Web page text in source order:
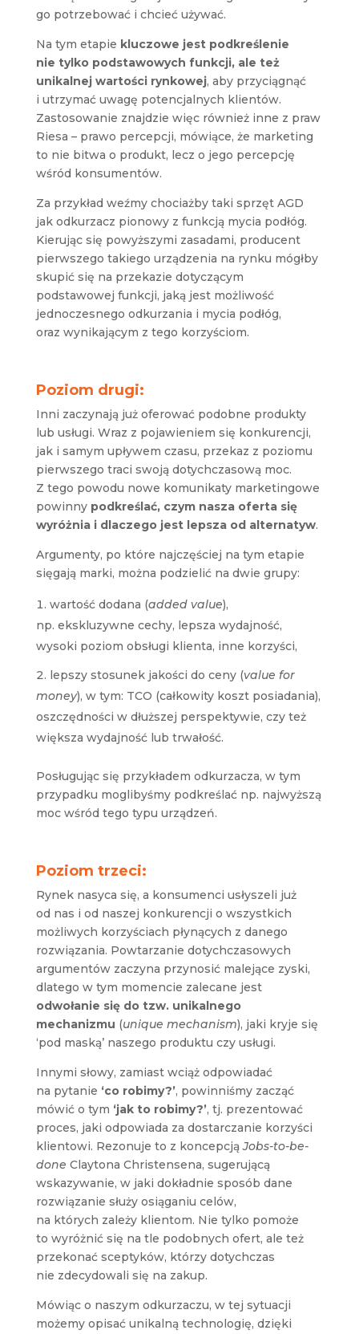
go potrzebować i chcieć używać.
Na tym etapie kluczowe jest podkreślenie
nie tylko podstawowych funkcji, ale też
unikalnej wartości rynkowej, aby przyciągnąć
i utrzymać uwagę potencjalnych klientów.
Zastosowanie znajdzie więc również inne z praw
Riesa – prawo percepcji, mówiące, że marketing
to nie bitwa o produkt, lecz o jego percepcję
wśród konsumentów.
Za przykład weźmy chociażby taki sprzęt AGD
jak odkurzacz pionowy z funkcją mycia podłóg.
Kierując się powyższymi zasadami, producent
pierwszego takiego urządzenia na rynku mógłby
skupić się na przekazie dotyczącym
podstawowej funkcji, jaką jest możliwość
jednoczesnego odkurzania i mycia podłóg,
oraz wynikającym z tego korzyściom.
Poziom drugi:
Inni zaczynają już oferować podobne produkty
lub usługi. Wraz z pojawieniem się konkurencji,
jak i samym upływem czasu, przekaz z poziomu
pierwszego traci swoją dotychczasową moc.
Z tego powodu nowe komunikaty marketingowe
powinny podkreślać, czym nasza oferta się
wyróżnia i dlaczego jest lepsza od alternatyw.
Argumenty, po które najczęściej na tym etapie
sięgają marki, można podzielić na dwie grupy:
wartość dodana (added value),
np. ekskluzywne cechy, lepsza wydajność,
wysoki poziom obsługi klienta, inne korzyści,
lepszy stosunek jakości do ceny (value for
money), w tym: TCO (całkowity koszt posiadania),
oszczędności w dłuższej perspektywie, czy też
większa wydajność lub trwałość.
Posługując się przykładem odkurzacza, w tym
przypadku moglibyśmy podkreślać np. najwyższą
moc wśród tego typu urządzeń.
Poziom trzeci:
Rynek nasyca się, a konsumenci usłyszeli już
od nas i od naszej konkurencji o wszystkich
możliwych korzyściach płynących z danego
rozwiązania. Powtarzanie dotychczasowych
argumentów zaczyna przynosić malejące zyski,
dlatego w tym momencie zalecane jest
odwołanie się do tzw. unikalnego
mechanizmu (unique mechanism), jaki kryje się
‘pod maską’ naszego produktu czy usługi.
Innymi słowy, zamiast wciąż odpowiadać
na pytanie ‘co robimy?’, powinniśmy zacząć
mówić o tym ‘jak to robimy?’, tj. prezentować
proces, jaki odpowiada za dostarczanie korzyści
klientowi. Rezonuje to z koncepcjąJobs-to-be-
done Claytona Christensena, sugerującą
wskazywanie, w jaki dokładnie sposób dane
rozwiązanie służy osiąganiu celów,
na których zależy klientom. Nie tylko pomoże
to wyróżnić się na tle podobnych ofert, ale też
przekonać sceptyków, którzy dotychczas
nie zdecydowali się na zakup.
Mówiąc o naszym odkurzaczu, w tej sytuacji
możemy opisać unikalną technologię, dzięki